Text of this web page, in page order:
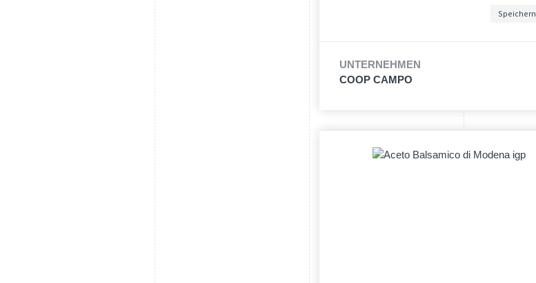
aumenta la conservabilità, senza l’ausilio di
riscaldare il prodotto; ideali quindi per chi cerca
qualità, genuinità e praticità.
Speichern
UNTERNEHMEN
COOP CAMPO